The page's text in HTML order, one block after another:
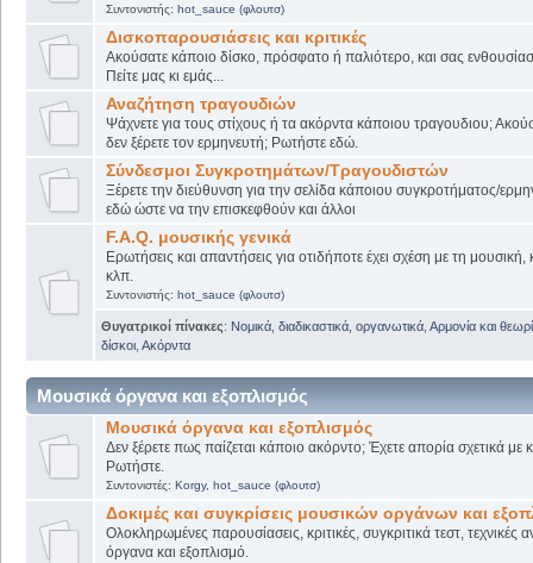
Συντονιστής: hot_sauce (φλουτσ)
Δισκοπαρουσιάσεις και κριτικές
Ακούσατε κάποιο δίσκο, πρόσφατο ή παλιότερο, και σας
Πείτε μας κι εμάς...
Αναζήτηση τραγουδιών
Ψάχνετε για τους στίχους ή τα ακόρντα κάποιου τραγουδιου;
δεν ξέρετε τον ερμηνευτή; Ρωτήστε εδώ.
Σύνδεσμοι Συγκροτημάτων/Τραγουδιστών
Ξέρετε την διεύθυνση για την σελίδα κάποιου συγκροτήματος/
εδώ ώστε να την επισκεφθούν και άλλοι
F.A.Q. μουσικής γενικά
Ερωτήσεις και απαντήσεις για οτιδήποτε έχει σχέση με τη μουσική,
κλπ.
Συντονιστής: hot_sauce (φλουτσ)
Θυγατρικοί πίνακες: Νομικά, διαδικαστικά, οργανωτικά Αρμονία και
δίσκοι Ακόρντα
Μουσικά όργανα και εξοπλισμός
Μουσικά όργανα και εξοπλισμός
Δεν ξέρετε πως παίζεται κάποιο ακόρντο; Έχετε απορία σχετικά
Ρωτήστε.
Συντονιστές: Korgy, hot_sauce (φλουτσ)
Δοκιμές και συγκρίσεις μουσικών οργάνων και
Ολοκληρωμένες παρουσίασεις, κριτικές, συγκριτικά τεστ, τεχνικές
όργανα και εξοπλισμό.